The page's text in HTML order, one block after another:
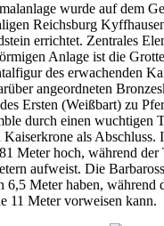
wurde auf dem
Reichsburg
errichtet. Zentrales
Anlage ist die
des erwachenden
angeordneten
Ersten (Weißbart) zu
durch einen wuchtigen
Kaiserkrone als Abschluss.
Meter hoch, während der
aufweist. Die
6,5 Meter haben, während
11 Meter vorweisen kann.